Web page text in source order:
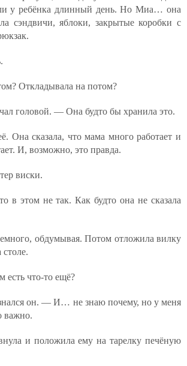
у ребёнка длинный день. Но Миа… она
сэндвичи, яблоки, закрытые коробки с
Откладывала на потом?
головой. — Она будто бы хранила это.
Она сказала, что мама много работает и
И, возможно, это правда.
виски.
в этом не так. Как будто она не сказала
обдумывая. Потом отложила вилку
что-то ещё?
он. — И… не знаю почему, но у меня
важно.
и положила ему на тарелку печёную